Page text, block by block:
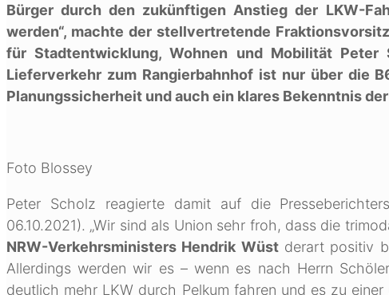
Bürger durch den zukünftigen Anstieg der LKW-
werden“, machte der stellvertretende
für Stadtentwicklung, Wohnen und Mobilität
Lieferverkehr zum Rangierbahnhof ist nur über die
Planungssicherheit und auch ein klares Bekenntnis
Foto Blossey
Peter Scholz reagierte damit auf die
06.10.2021). „Wir sind als Union sehr froh, dass die
NRW-Verkehrsministers Hendrik Wüstderart positiv
Allerdings werden wir es – wenn es nach Herrn
deutlich mehr LKW durch Pelkum fahren und es zu